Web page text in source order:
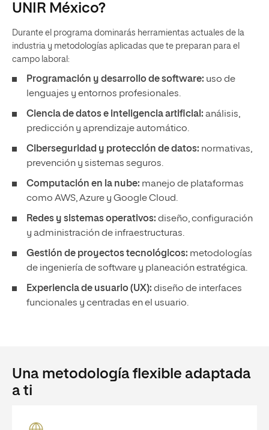
UNIR México?
Durante el programa dominarás herramientas actuales de la
industria y metodologías aplicadas que te preparan para el
campo laboral:
Programación y desarrollo de software: uso de
lenguajes y entornos profesionales.
Ciencia de datos e inteligencia artificial: análisis,
predicción y aprendizaje automático.
Ciberseguridad y protección de datos: normativas,
prevención y sistemas seguros.
Computación en la nube: manejo de plataformas
como AWS, Azure y Google Cloud.
Redes y sistemas operativos: diseño, configuración
y administración de infraestructuras.
Gestión de proyectos tecnológicos: metodologías
de ingeniería de software y planeación estratégica.
Experiencia de usuario (UX): diseño de interfaces
funcionales y centradas en el usuario.
Una metodología flexible adaptada
a ti